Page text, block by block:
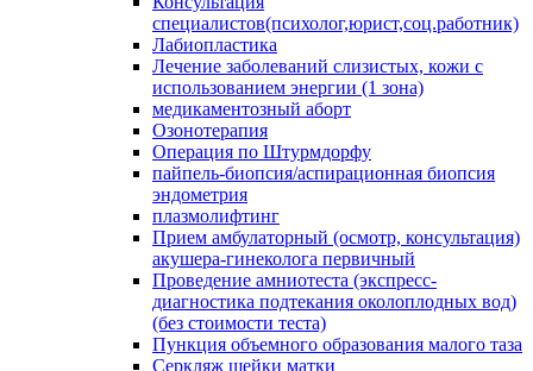
специалистов(психолог,юрист,соц.работник)
Лабиопластика
Лечение заболеваний слизистых, кожи с
использованием энергии (1 зона)
медикаментозный аборт
Озонотерапия
Операция по Штурмдорфу
пайпель-биопсия/аспирационная биопсия
эндометрия
плазмолифтинг
Прием амбулаторный (осмотр, консультация)
акушера-гинеколога первичный
Проведение амниотеста (экспресс-
диагностика подтекания околоплодных вод)
(без стоимости теста)
Пункция объемного образования малого таза
Серкляж шейки матки